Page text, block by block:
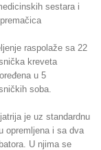
sestara i
raspolaže sa 22
kreveta
u 5
soba.
je uz standardnu
opremljena i sa dva
U njima se